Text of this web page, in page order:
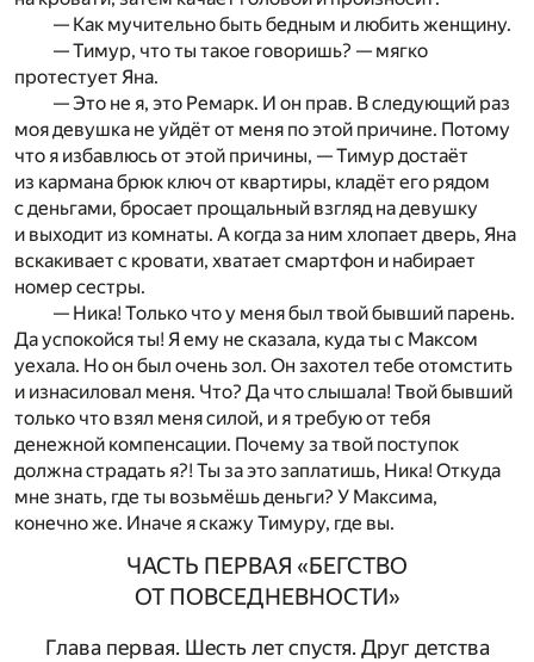
— Как мучительно быть бедным и любить женщину.
— Тимур, что ты такое говоришь? — мягко
протестует Яна.
— Это не я, это Ремарк. И он прав. В следующий раз
моя девушка не уйдёт от меня по этой причине. Потому
что я избавлюсь от этой причины, — Тимур достаёт
из кармана брюк ключ от квартиры, кладёт его рядом
с деньгами, бросает прощальный взгляд на девушку
и выходит из комнаты. А когда за ним хлопает дверь, Яна
вскакивает с кровати, хватает смартфон и набирает
номер сестры.
— Ника! Только что у меня был твой бывший парень.
Да успокойся ты! Я ему не сказала, куда ты с Максом
уехала. Но он был очень зол. Он захотел тебе отомстить
и изнасиловал меня. Что? Да что слышала! Твой бывший
только что взял меня силой, и я требую от тебя
денежной компенсации. Почему за твой поступок
должна страдать я?! Ты за это заплатишь, Ника! Откуда
мне знать, где ты возьмёшь деньги? У Максима,
конечно же. Иначе я скажу Тимуру, где вы.
ЧАСТЬ ПЕРВАЯ «БЕГСТВО
ОТ ПОВСЕДНЕВНОСТИ»
Глава первая. Шесть лет спустя. Друг детства